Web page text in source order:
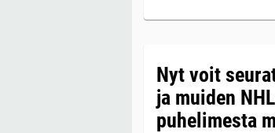
Nyt voit
ja muiden
puhelimesta